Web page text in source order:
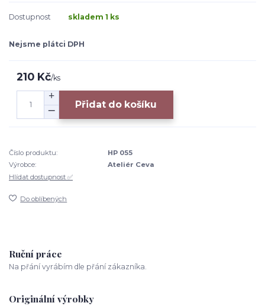
Dostupnost skladem 1 ks
Nejsme plátci DPH
210 Kč/ks
Přidat do košíku
Číslo produktu:
HP 055
Výrobce:
Ateliér Ceva
Hlídat dostupnost ✅
Do oblíbených
Ruční práce
Na přání vyrábím dle přání zákazníka.
Originální výrobky